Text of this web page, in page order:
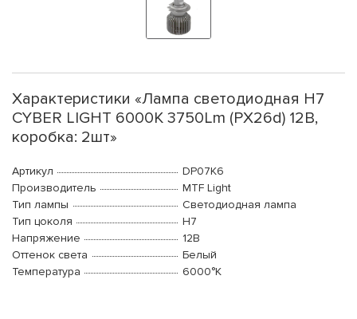
Характеристики «Лампа светодиодная H7
CYBER LIGHT 6000K 3750Lm (PX26d) 12В,
коробка: 2шт»
Артикул
DP07K6
Производитель
MTF Light
Тип лампы
Светодиодная лампа
Тип цоколя
H7
Напряжение
12В
Оттенок света
Белый
Температура
6000°K